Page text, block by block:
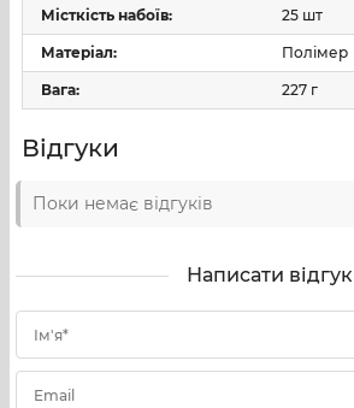
Місткість набоїв: 25 шт
Матеріал: Полімер
Вага: 227 г
Відгуки
Поки немає відгуків
Написати відгук
Ім'я*
Email